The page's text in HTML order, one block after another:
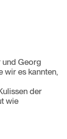
und Georg
wir es kannten,
der
wie